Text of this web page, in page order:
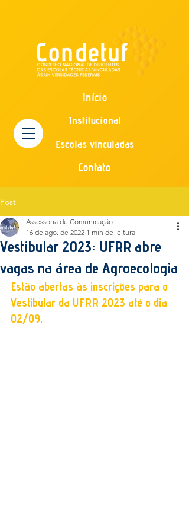
Início
Institucional
Escolas vinculadas
Contato
Post
Vestibular 2023: UFRR abre
vagas na área de Agroecologia
Assessoria de Comunicação
16 de ago. de 2022 1 min de leitura
Estão abertas às inscrições para o
Vestibular da UFRR 2023 até o dia
02/09.